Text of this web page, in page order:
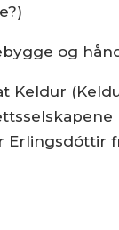
og
Keldur